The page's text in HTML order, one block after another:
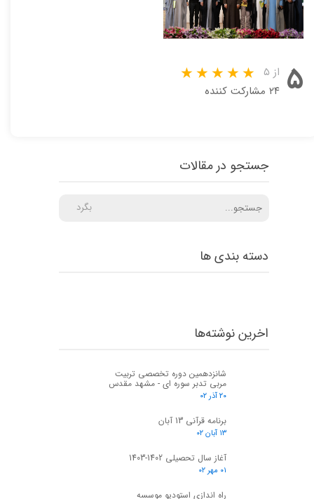
۵ از ۵
۲۴ مشارکت کننده
دسته بندی ها
جستجو در مقالات
بگرد
اخرین نوشته‌ها
شانزدهمین دوره تخصصی تربیت
مربی تدبر سوره ای - مشهد مقدس
۲۰ آذر ۰۲
برنامه قرآنی 13 آبان
۱۳ آبان ۰۲
آغاز سال تحصیلی 1402-1403
۰۱ مهر ۰۲
راه اندازی استودیو موسسه